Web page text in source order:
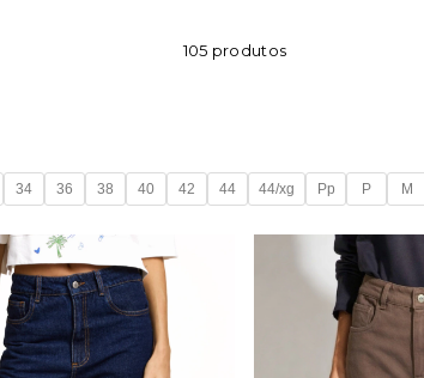
105 produtos
34 36 38 40 42 44 44/xg Pp P M